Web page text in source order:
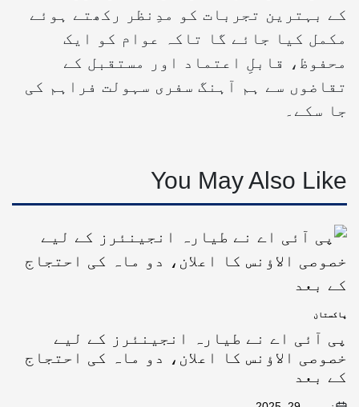
کے بہترین تجربات کو مدِنظر رکھتے ہوئے
مکمل کیا جائے گا تاکہ عوام کو ایک
محفوظ، قابلِ اعتماد اور مستقبل کے
تقاضوں سے ہم آہنگ سفری سہولت فراہم کی
جا سکے۔
You May Also Like
پاکستان
پی آئی اے نے طیارہ انجینئرز کے لیے
خصوصی الاؤنس کا اعلان، دو ماہ کی احتجاج
کے بعد